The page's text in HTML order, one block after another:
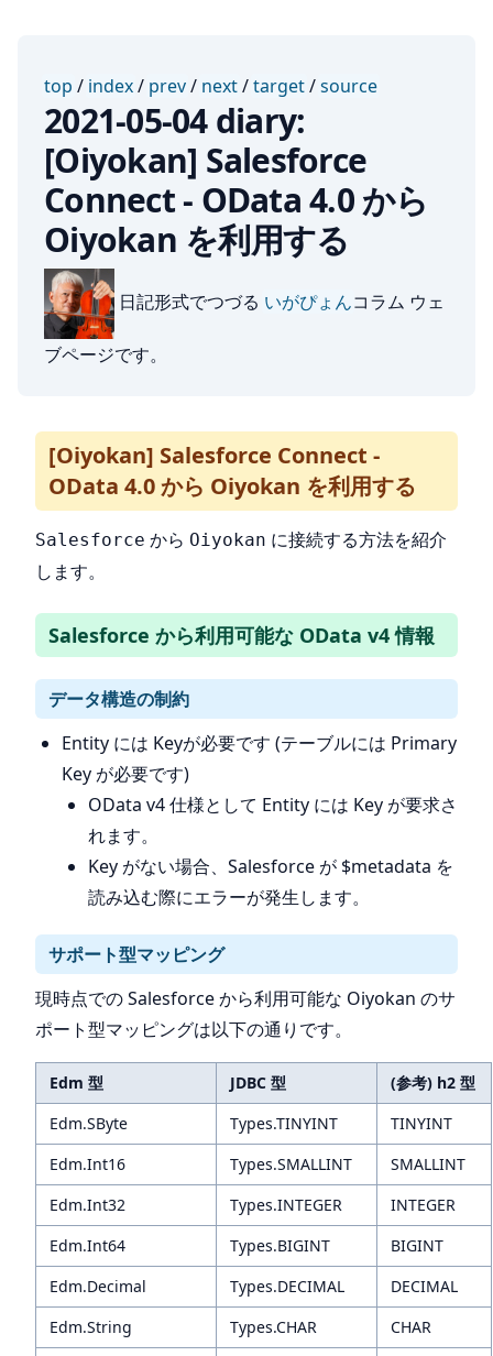
top / index/ prev/ next/target/source
2021-05-04 diary:
[Oiyokan] Salesforce
Connect - OData 4.0 から
Oiyokan を利用する
日記形式でつづる いがぴょんコラム ウェ
ブページです。
[Oiyokan] Salesforce Connect -
OData 4.0 から Oiyokan を利用する
Salesforce から Oiyokan に接続する方法を紹介
します。
Salesforce から利用可能な OData v4 情報
データ構造の制約
Entity には Keyが必要です (テーブルには Primary
Key が必要です)
OData v4 仕様として Entity には Key が要求さ
れます。
Key がない場合、Salesforce が $metadata を
読み込む際にエラーが発生します。
サポート型マッピング
現時点での Salesforce から利用可能な Oiyokan のサ
ポート型マッピングは以下の通りです。
Edm 型 JDBC 型
(参考) h2 型
Edm.SByte
Types.TINYINT
TINYINT
Edm.Int16
Types.SMALLINT
SMALLINT
Edm.Int32
Types.INTEGER
INTEGER
Edm.Int64
Types.BIGINT
BIGINT
Edm.Decimal
Types.DECIMAL
DECIMAL
Edm.String
Types.CHAR
CHAR